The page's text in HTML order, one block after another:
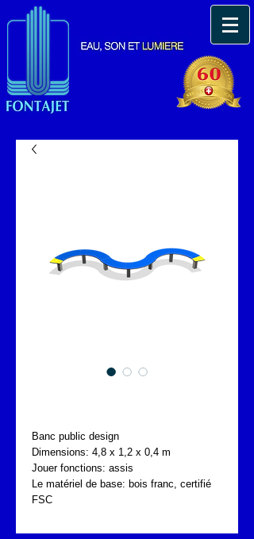
Banc public design
Dimensions: 4,8 x 1,2 x 0,4 m
Jouer fonctions: assis
Le matériel de base: bois franc, certifié
FSC